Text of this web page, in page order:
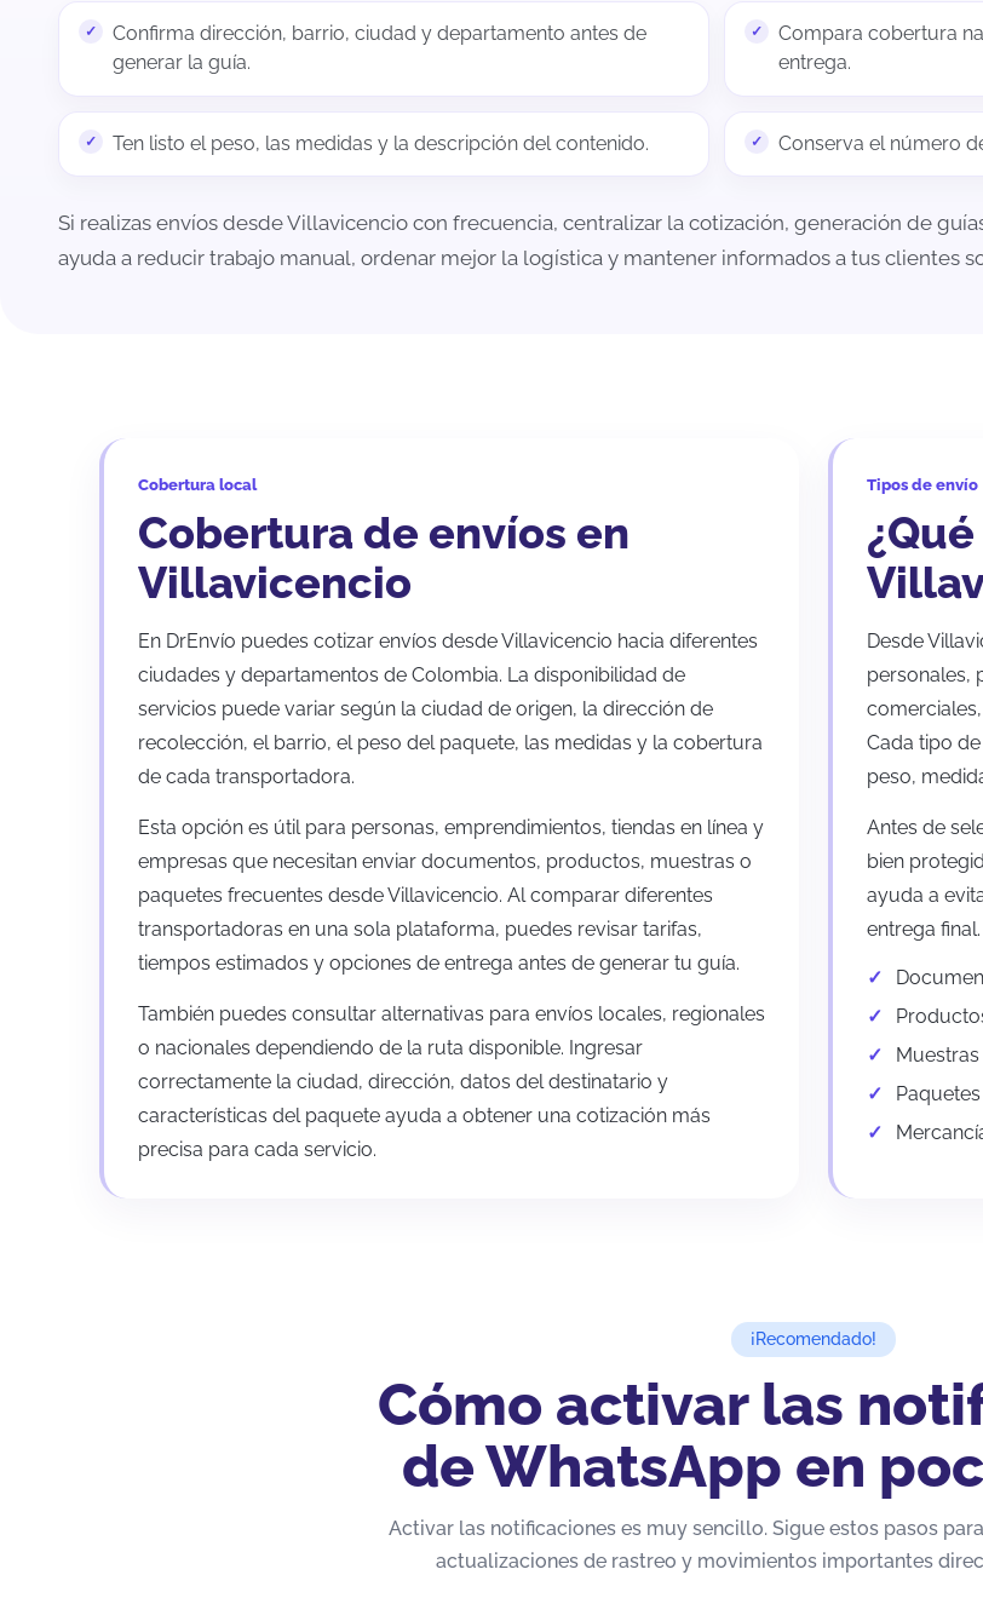
Confirma dirección, barrio, ciudad y departamento antes de
generar la guía.
Compara cobertura
entrega.
Ten listo el peso, las medidas y la descripción del contenido. Conserva el número
Si realizas envíos desde Villavicencio con frecuencia, centralizar la cotización, generación de
ayuda a reducir trabajo manual, ordenar mejor la logística y mantener informados a tus clientes
Cobertura local
Cobertura de envíos en
Villavicencio
En DrEnvío puedes cotizar envíos desde Villavicencio hacia diferentes
ciudades y departamentos de Colombia. La disponibilidad de
servicios puede variar según la ciudad de origen, la dirección de
recolección, el barrio, el peso del paquete, las medidas y la cobertura
de cada transportadora.
Esta opción es útil para personas, emprendimientos, tiendas en línea y
empresas que necesitan enviar documentos, productos, muestras o
paquetes frecuentes desde Villavicencio. Al comparar diferentes
transportadoras en una sola plataforma, puedes revisar tarifas,
tiempos estimados y opciones de entrega antes de generar tu guía.
También puedes consultar alternativas para envíos locales, regionales
o nacionales dependiendo de la ruta disponible. Ingresar
correctamente la ciudad, dirección, datos del destinatario y
características del paquete ayuda a obtener una cotización más
precisa para cada servicio.
Tipos de envío
Desde
personales,
Cada tipo
peso,
Antes de
bien
ayuda a
entrega final.
¡Recomendado!
Cómo activar las
de WhatsApp en
Activar las notificaciones es muy sencillo. Sigue estos pasos
actualizaciones de rastreo y movimientos importantes